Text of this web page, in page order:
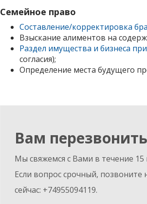
Семейное право
Составление/корректировка
Взыскание алиментов на
Раздел имущества и бизнеса
согласия);
Определение места будущего
Вам
Мы свяжемся с Вами в течение 15
Если вопрос срочный, позвоните
сейчас: +74955094119.